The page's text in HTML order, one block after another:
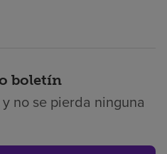
boletín
no se pierda ninguna